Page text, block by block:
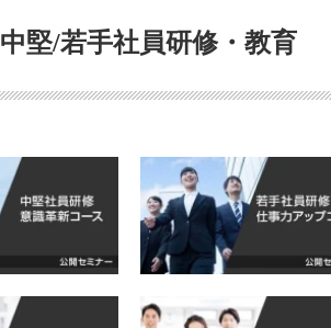
中堅/若手社員研修・教育